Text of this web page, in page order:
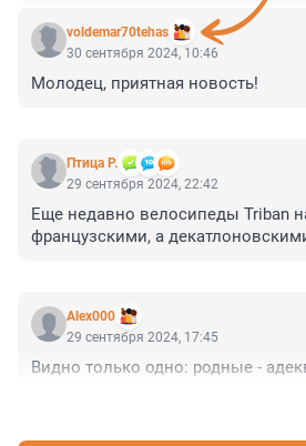
voldemar70tehas
30 сентября 2024, 10:46
Молодец, приятная новость!
Птица Р.
29 сентября 2024, 22:42
Еще недавно велосипеды Triban
французскими, а
Alex000
29 сентября 2024, 17:45
Видно только одно: родные -